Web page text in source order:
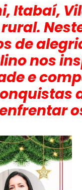
Itabaí,
de
nos
e